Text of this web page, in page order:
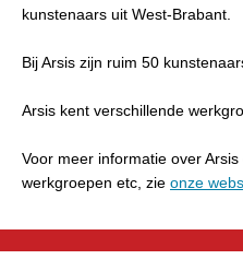
kunstenaars uit West-Brabant.
Bij Arsis zijn ruim 50
Arsis kent verschillende
Voor meer informatie over
werkgroepen etc, zie onze